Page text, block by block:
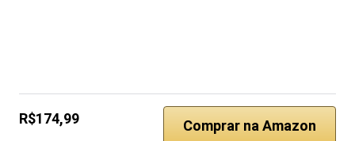
R$174,99 Comprar na Amazon